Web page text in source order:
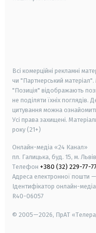
Всі комерційні рекламні
чи "Партнерський
"Позиція" відображають
не поділяти їхніх
цитування можна
Усі права захищені.
року (21+)
Онлайн-медіа «24 Канал»
пл. Галицька, буд. 15, м.
Телефон +380 (32) 229-77-77
Адреса електронної пошти —
Ідентифікатор онлайн-
R40-06057
© 2005—2026, ПрАТ